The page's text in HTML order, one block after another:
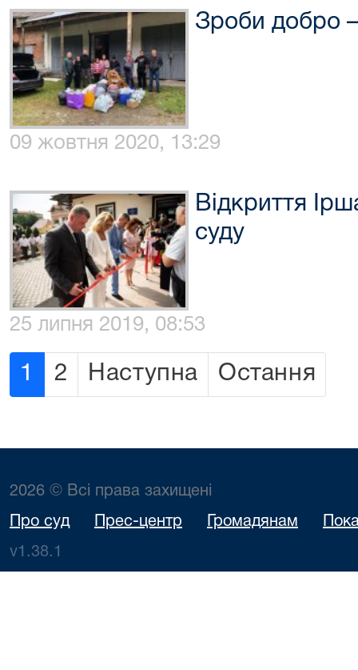
Зроби добро
09 жовтня 2020, 13:29
Відкриття
суду
25 липня 2019, 08:53
1 2 Наступна Остання
2026 © Всі права захищені
Про суд Прес-центр Громадянам
v1.38.1